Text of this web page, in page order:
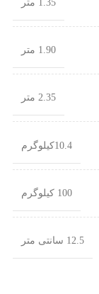
1.35 متر
1.90 متر
2.35 متر
10.4کیلوگرم
100 کیلوگرم
12.5 سانتی متر